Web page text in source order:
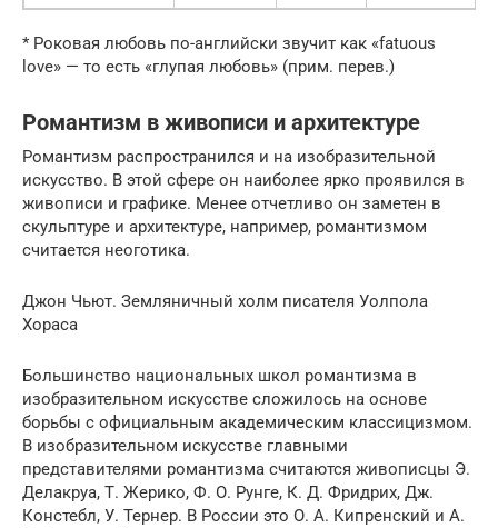
* Роковая любовь по-английски звучит как «fatuous
love» — то есть «глупая любовь» (прим. перев.)
Романтизм в живописи и архитектуре
Романтизм распространился и на изобразительной
искусство. В этой сфере он наиболее ярко проявился в
живописи и графике. Менее отчетливо он заметен в
скульптуре и архитектуре, например, романтизмом
считается неоготика.
Джон Чьют. Земляничный холм писателя Уолпола
Хораса
Большинство национальных школ романтизма в
изобразительном искусстве сложилось на основе
борьбы с официальным академическим классицизмом.
В изобразительном искусстве главными
представителями романтизма считаются живописцы Э.
Делакруа, Т. Жерико, Ф. О. Рунге, К. Д. Фридрих, Дж.
Констебл, У. Тернер. В России это О. А. Кипренский и А.